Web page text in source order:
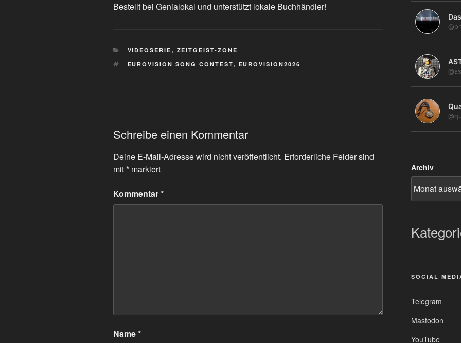
Bestellt bei Genialokal und unterstützt lokale Buchhändler!
KATEGORIEN
VIDEOSERIE , ZEITGEIST-ZONE
SCHLAGWÖRTER
EUROVISION SONG CONTEST, EUROVISION2026
Schreibe einen Kommentar
Deine E-Mail-Adresse wird nicht veröffentlicht. Erforderliche Felder sind
mit* markiert
Kommentar*
Name*
Archiv
SOCIAL
Telegram
Mastodon
YouTube